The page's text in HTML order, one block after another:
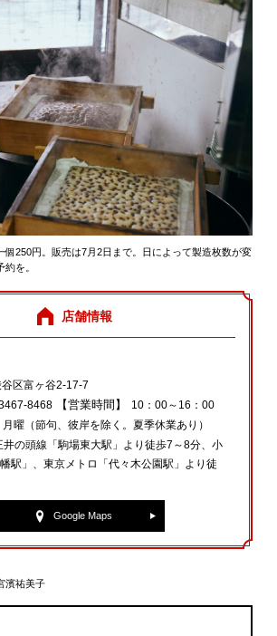
個250円。販売は7月2日まで。日によって製造枚数が変
を。
店舗情報
区富ヶ谷2-17-7
8468 【営業時間】 10：00～16：00
月曜（節句、彼岸を除く。夏季休業あり）
井の頭線「駒場東大駅」より徒歩7～8分、小
駅」、東京メトロ「代々木公園駅」より徒
Google Maps
濱祐美子